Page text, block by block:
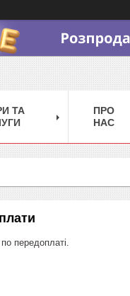
ТА
ПРО
НАС
передоплаті.